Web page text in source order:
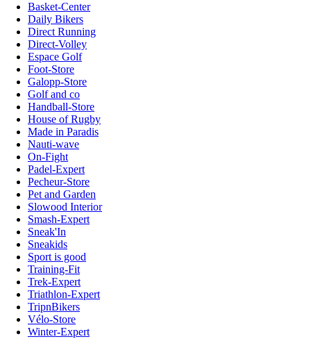
Basket-Center
Daily Bikers
Direct Running
Direct-Volley
Espace Golf
Foot-Store
Galopp-Store
Golf and co
Handball-Store
House of Rugby
Made in Paradis
Nauti-wave
On-Fight
Padel-Expert
Pecheur-Store
Pet and Garden
Slowood Interior
Smash-Expert
Sneak'In
Sneakids
Sport is good
Training-Fit
Trek-Expert
Triathlon-Expert
TripnBikers
Vélo-Store
Winter-Expert